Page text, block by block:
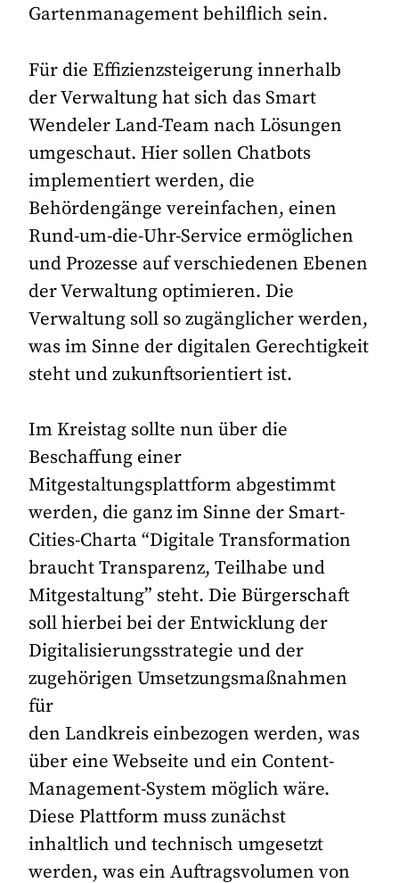
Gartenmanagement behilflich sein.
Für die Effizienzsteigerung innerhalb
der Verwaltung hat sich das Smart
Wendeler Land-Team nach Lösungen
umgeschaut. Hier sollen Chatbots
implementiert werden, die
Behördengänge vereinfachen, einen
Rund-um-die-Uhr-Service ermöglichen
und Prozesse auf verschiedenen Ebenen
der Verwaltung optimieren. Die
Verwaltung soll so zugänglicher werden,
was im Sinne der digitalen Gerechtigkeit
steht und zukunftsorientiert ist.
Im Kreistag sollte nun über die
Beschaffung einer
Mitgestaltungsplattform abgestimmt
werden, die ganz im Sinne der Smart-
Cities-Charta “Digitale Transformation
braucht Transparenz, Teilhabe und
Mitgestaltung” steht. Die Bürgerschaft
soll hierbei bei der Entwicklung der
Digitalisierungsstrategie und der
zugehörigen Umsetzungsmaßnahmen
für
den Landkreis einbezogen werden, was
über eine Webseite und ein Content-
Management-System möglich wäre.
Diese Plattform muss zunächst
inhaltlich und technisch umgesetzt
werden, was ein Auftragsvolumen von